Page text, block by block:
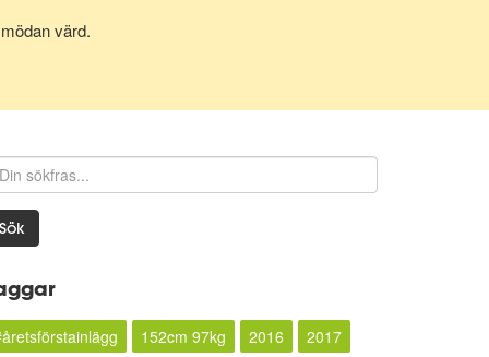
värd.
Sök
152cm 97kg 2016
2017